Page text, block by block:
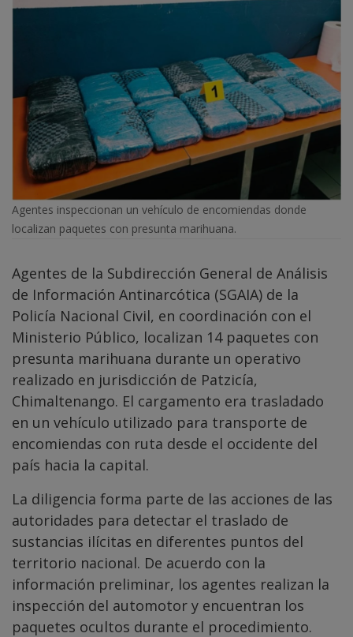
Agentes inspeccionan un vehículo de encomiendas donde
localizan paquetes con presunta marihuana.
Agentes de la Subdirección General de Análisis
de Información Antinarcótica (SGAIA) de la
Policía Nacional Civil, en coordinación con el
Ministerio Público, localizan 14 paquetes con
presunta marihuana durante un operativo
realizado en jurisdicción de Patzicía,
Chimaltenango. El cargamento era trasladado
en un vehículo utilizado para transporte de
encomiendas con ruta desde el occidente del
país hacia la capital.
La diligencia forma parte de las acciones de las
autoridades para detectar el traslado de
sustancias ilícitas en diferentes puntos del
territorio nacional. De acuerdo con la
información preliminar, los agentes realizan la
inspección del automotor y encuentran los
paquetes ocultos durante el procedimiento.